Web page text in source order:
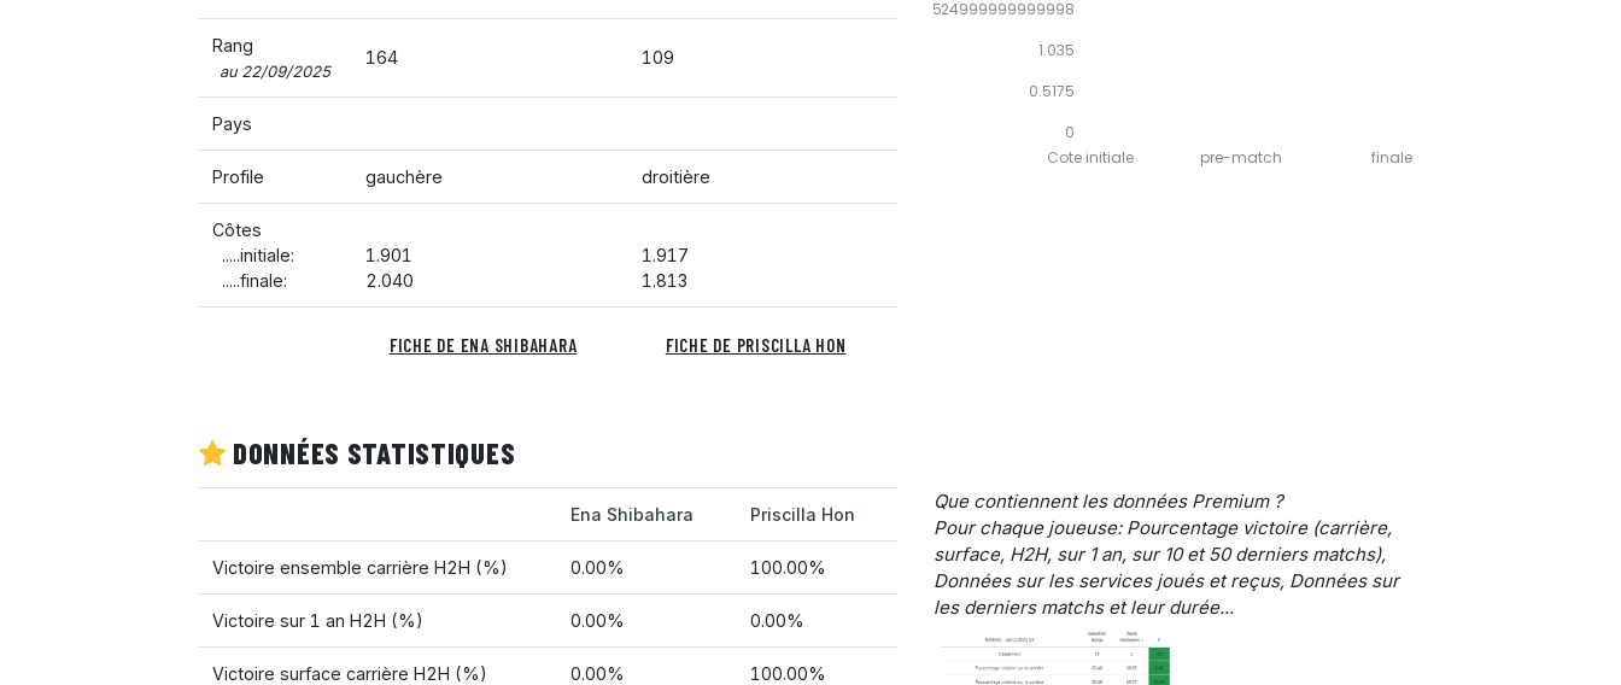
Rang
au 22/09/2025
164 109
Pays
Profile gauchère droitière
Côtes
.....initiale:
.....finale:
1.901
2.040
1.917
1.813
FICHE DE ENA SHIBAHARA FICHE DE PRISCILLA HON
0
0.5175
1.035
1.5524999999999998
finale
pre-match
Cote initiale
DONNÉES STATISTIQUES
Ena Shibahara Priscilla Hon
Victoire ensemble carrière H2H (%) 0.00% 100.00%
Victoire sur 1 an H2H (%) 0.00% 0.00%
Victoire surface carrière H2H (%) 0.00% 100.00%
Que contiennent les données Premium ?
Pour chaque joueuse: Pourcentage victoire (carrière,
surface, H2H, sur 1 an, sur 10 et 50 derniers matchs),
Données sur les services joués et reçus, Données sur
les derniers matchs et leur durée...